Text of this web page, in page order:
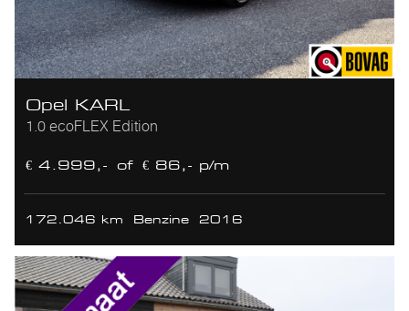
Opel KARL
1.0 ecoFLEX Edition
€ 4.999,- of € 86,- p/m
172.046 km Benzine 2016